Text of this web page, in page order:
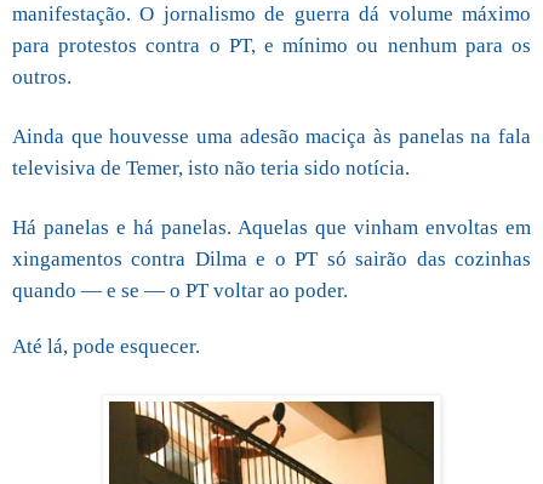
manifestação. O jornalismo de guerra dá volume máximo
para protestos contra o PT, e mínimo ou nenhum para os
outros.
Ainda que houvesse uma adesão maciça às panelas na fala
televisiva de Temer, isto não teria sido notícia.
Há panelas e há panelas. Aquelas que vinham envoltas em
xingamentos contra Dilma e o PT só sairão das cozinhas
quando — e se — o PT voltar ao poder.
Até lá, pode esquecer.